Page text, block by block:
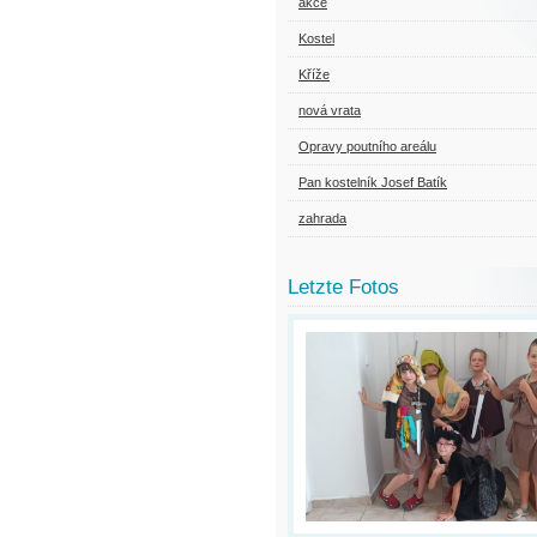
Kostel
Kříže
nová vrata
Opravy poutního areálu
Pan kostelník Josef Batík
zahrada
Letzte Fotos